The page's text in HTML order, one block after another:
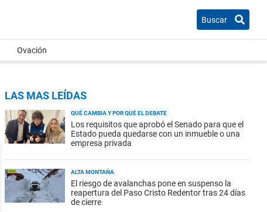
Buscar
Ovación
LAS MAS LEÍDAS
QUÉ CAMBIA Y POR QUÉ EL DEBATE
Los requisitos que aprobó el Senado para que el
Estado pueda quedarse con un inmueble o una
empresa privada
ALTA MONTAÑA
El riesgo de avalanchas pone en suspenso la
reapertura del Paso Cristo Redentor tras 24 días
de cierre